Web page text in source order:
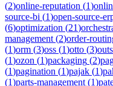
(2)online-reputation (1)
source-bi (1)open-source-
(6)optimization (21)
management (2)order-
(1)orm (3)oss (1)otto (3)
(1)ozon (1)packaging (2)
(1)pagination (1)pajak (1)
(1)parts-management (1)